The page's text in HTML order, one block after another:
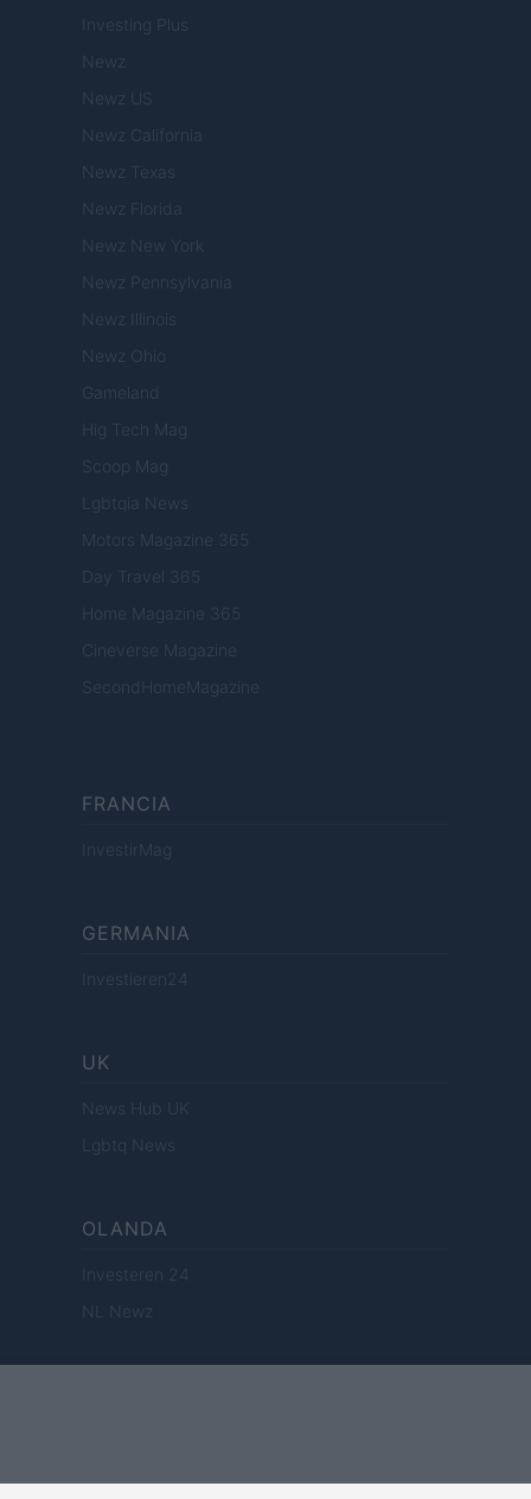
Investing Plus
Newz
Newz US
Newz California
Newz Texas
Newz Florida
Newz New York
Newz Pennsylvania
Newz Illinois
Newz Ohio
Gameland
Hig Tech Mag
Scoop Mag
Lgbtqia News
Motors Magazine 365
Day Travel 365
Home Magazine 365
Cineverse Magazine
SecondHomeMagazine
FRANCIA
InvestirMag
GERMANIA
Investieren24
UK
News Hub UK
Lgbtq News
OLANDA
Investeren 24
NL Newz